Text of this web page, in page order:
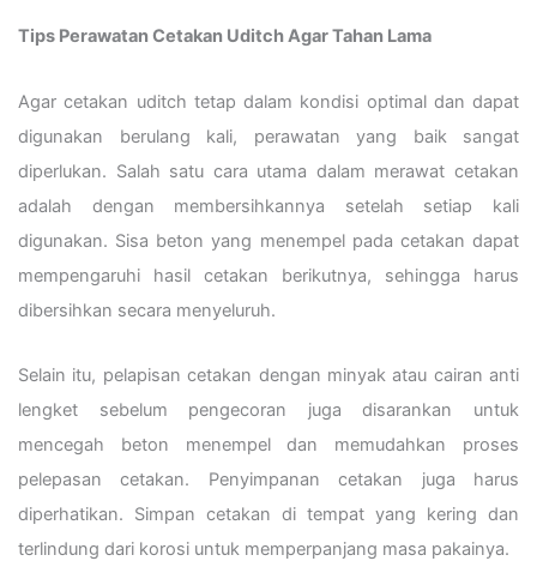
Tips Perawatan Cetakan Uditch Agar Tahan Lama
Agar cetakan uditch tetap dalam kondisi optimal dan dapat
digunakan berulang kali, perawatan yang baik sangat
diperlukan. Salah satu cara utama dalam merawat cetakan
adalah dengan membersihkannya setelah setiap kali
digunakan. Sisa beton yang menempel pada cetakan dapat
mempengaruhi hasil cetakan berikutnya, sehingga harus
dibersihkan secara menyeluruh.
Selain itu, pelapisan cetakan dengan minyak atau cairan anti
lengket sebelum pengecoran juga disarankan untuk
mencegah beton menempel dan memudahkan proses
pelepasan cetakan. Penyimpanan cetakan juga harus
diperhatikan. Simpan cetakan di tempat yang kering dan
terlindung dari korosi untuk memperpanjang masa pakainya.